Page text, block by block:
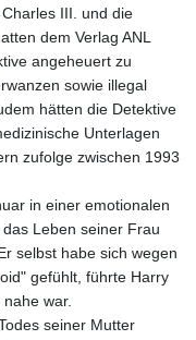
III. und die
dem Verlag ANL
angeheuert zu
sowie illegal
hätten die Detektive
Unterlagen
zufolge zwischen 1993
in einer emotionalen
Leben seiner Frau
selbst habe sich wegen
gefühlt, führte Harry
war.
seiner Mutter